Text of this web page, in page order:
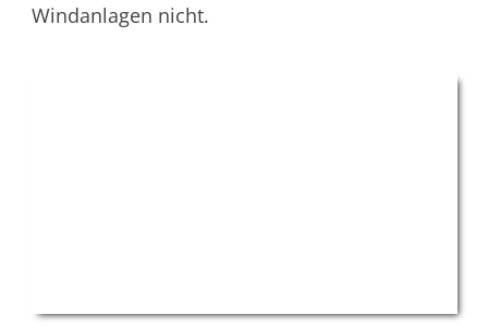
Windanlagen nicht.